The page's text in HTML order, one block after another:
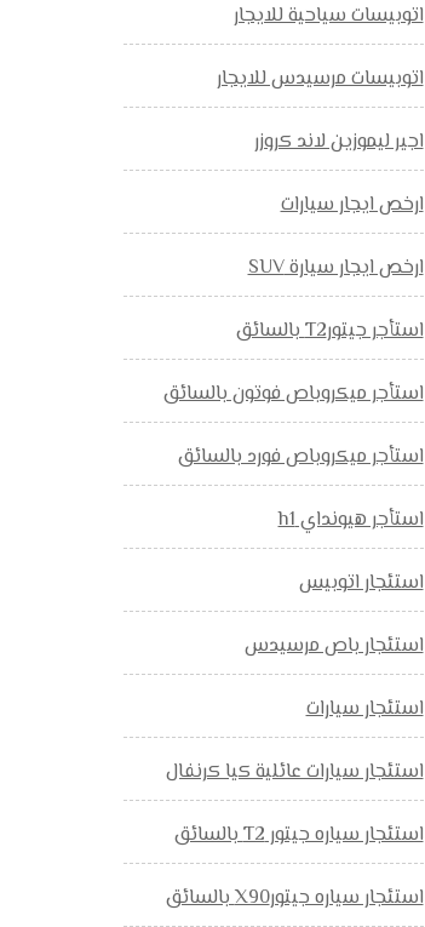
اتوبيسات سياحية للايجار
اتوبيسات مرسيدس للايجار
اجير ليموزين لاند كروزر
ارخص ايجار سيارات
ارخص ايجار سيارة SUV
استأجر جيتورT2 بالسائق
استأجر ميكروباص فوتون بالسائق
استأجر ميكروباص فورد بالسائق
استأجر هيونداي h1
استئجار اتوبيس
استئجار باص مرسيدس
استئجار سيارات
استئجار سيارات عائلية كيا كرنفال
استئجار سياره جيتور T2 بالسائق
استئجار سياره جيتورX90 بالسائق